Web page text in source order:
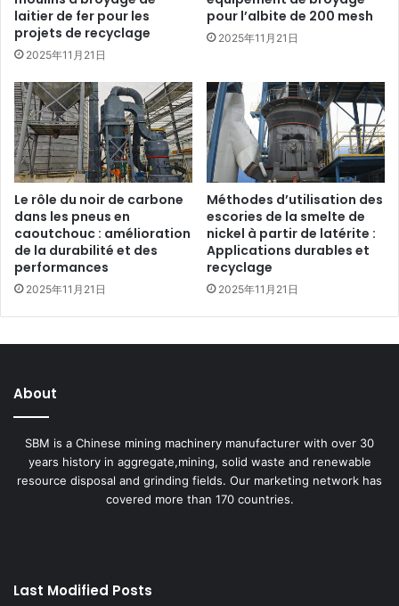
laitier de fer pour les
projets de recyclage
2025年11月21日
pour l’albite de 200 mesh
2025年11月21日
Le rôle du noir de carbone
dans les pneus en
caoutchouc : amélioration
de la durabilité et des
performances
2025年11月21日
Méthodes d’utilisation des
escories de la smelte de
nickel à partir de latérite :
Applications durables et
recyclage
2025年11月21日
About
SBM is a Chinese mining machinery manufacturer with over 30
years history in aggregate,mining, solid waste and renewable
resource disposal and grinding fields. Our marketing network has
covered more than 170 countries.
Last Modified Posts